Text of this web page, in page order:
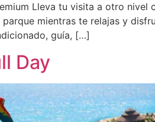
Lleva tu visita a otro
mientras te relajas y
guía, […]
Day